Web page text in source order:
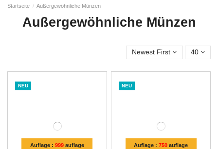
Startseite Außergewöhnliche Münzen
Außergewöhnliche Münzen
Newest First 40
Auflage : 999auflage
NEU
Auflage :750 auflage
NEU